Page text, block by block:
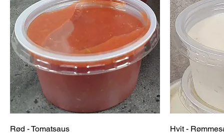
Rød - Tomatsaus
Hvit -